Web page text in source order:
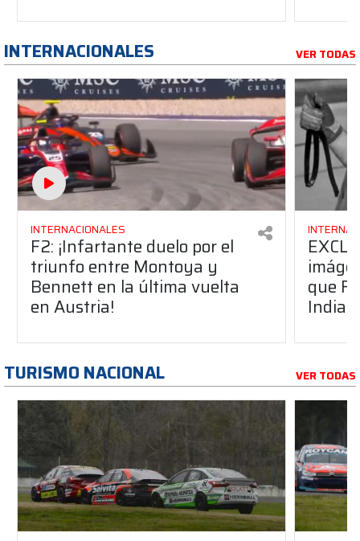
INTERNACIONALES VER TODAS
INTERNACIONALES
F2: ¡Infartante duelo por el
triunfo entre Montoya y
Bennett en la última vuelta
en Austria!
que
TURISMO NACIONAL VER TODAS